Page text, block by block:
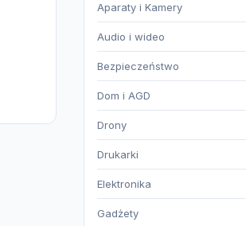
Aparaty i Kamery
Audio i wideo
Bezpieczeństwo
Dom i AGD
Drony
Drukarki
Elektronika
Gadżety